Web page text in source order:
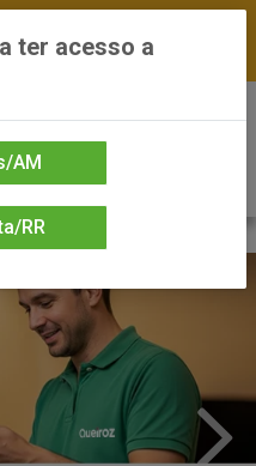
Entrega em até 24h
ter acesso a
AM
RR